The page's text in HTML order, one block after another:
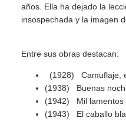
años. Ella ha dejado la
insospechada y la imagen
Entre sus obras destacan:
(1928) Camuflaje,
(1938) Buenas
(1942) Mil lamentos
(1943) El caballo